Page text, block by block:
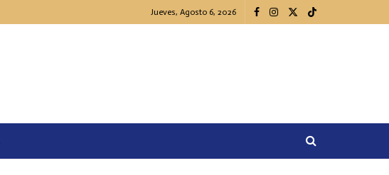
Jueves, Agosto 6, 2026